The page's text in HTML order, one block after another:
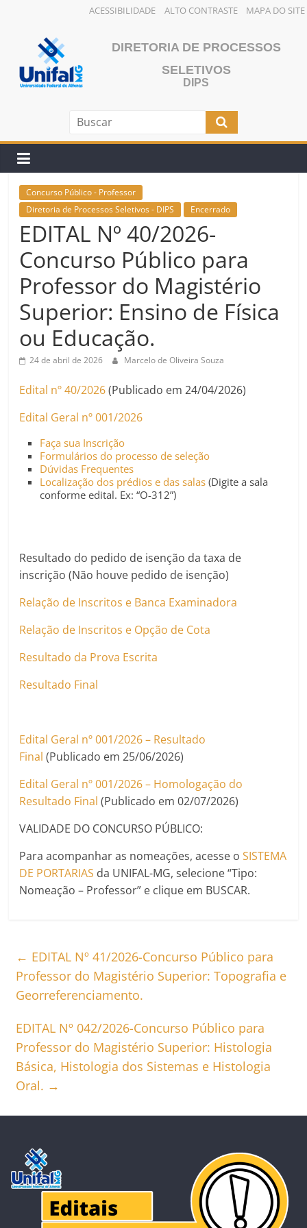
ACESSIBILIDADE ALTO CONTRASTE MAPA DO SITE
conteúdo
DIRETORIA DE PROCESSOS
SELETIVOS
DIPS
Concurso Público - Professor
Diretoria de Processos Seletivos - DIPS
Encerrado
EDITAL Nº 40/2026-
Concurso Público para
Professor do Magistério
Superior: Ensino de Física
ou Educação.
24 de abril de 2026 Marcelo de Oliveira Souza
Edital nº 40/2026(Publicado em 24/04/2026)
Edital Geral nº 001/2026
Faça sua Inscrição
Formulários do processo de seleção
Dúvidas Frequentes
Localização dos prédios e das salas (Digite a sala
conforme edital. Ex: “O-312”)
Resultado do pedido de isenção da taxa de
inscrição (Não houve pedido de isenção)
Relação de Inscritos e Banca Examinadora
Relação de Inscritos e Opção de Cota
Resultado da Prova Escrita
Resultado Final
Edital Geral nº 001/2026 – Resultado
Final (Publicado em 25/06/2026)
Edital Geral nº 001/2026 – Homologação do
Resultado Final (Publicado em 02/07/2026)
VALIDADE DO CONCURSO PÚBLICO:
Para acompanhar as nomeações, acesse oSISTEMA
DE PORTARIAS da UNIFAL-MG, selecione “Tipo:
Nomeação – Professor” e clique em BUSCAR.
← EDITAL Nº 41/2026-Concurso Público para
Professor do Magistério Superior: Topografia e
Georreferenciamento.
EDITAL Nº 042/2026-Concurso Público para
Professor do Magistério Superior: Histologia
Básica, Histologia dos Sistemas e Histologia
Oral. →